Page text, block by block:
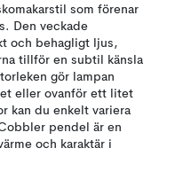
som förenar
Den veckade
och behagligt ljus,
tillför en subtil känsla
gör lampan
eller ovanför ett litet
kan du enkelt variera
pendel är en
och karaktär i